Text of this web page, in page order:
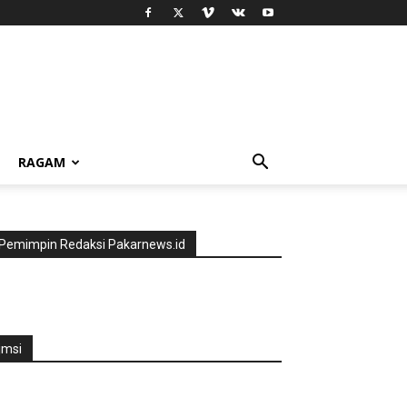
RAGAM
Pemimpin Redaksi Pakarnews.id